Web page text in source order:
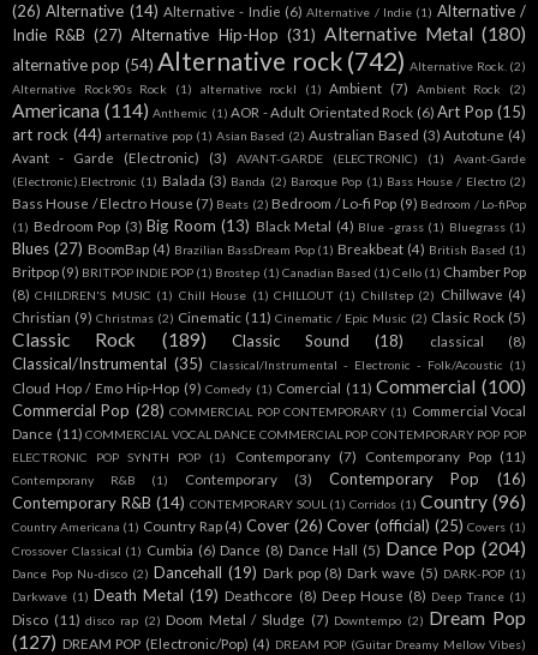
(26) Alternative (14) Alternative - Indie (6) Alternative / Indie (1) Alternative /
Indie R&B (27) Alternative Hip-Hop (31) Alternative Metal (180)
alternative pop (54) Alternative rock (742) Alternative Rock. (2)
Alternative Rock90s Rock
(1) alternative rockl (1) Ambient (7) Ambient Rock (2)
Americana (114) Anthemic (1) AOR - Adult Orientated Rock (6) Art Pop (15)
art rock (44) arternative pop (1) Asian Based (2) Australian Based (3) Autotune (4)
Avant - Garde (Electronic)
(3) AVANT-GARDE (ELECTRONIC) (1)
Avant-Garde
(Electronic).Electronic (1) Balada (3) Banda (2) Baroque Pop (1) Bass House / Electro (2)
Bass House / Electro House (7) Beats (2) Bedroom / Lo-fi Pop (9) Bedroom / Lo-fiPop
(1) Bedroom Pop (3) Big Room (13) Black Metal (4) Blue -grass (1) Bluegrass (1)
Blues (27) BoomBap (4) Brazilian BassDream Pop (1) Breakbeat (4) British Based (1)
Britpop (9) BRITPOP INDIE POP (1) Brostep (1) Canadian Based (1) Cello (1) Chamber Pop
(8) CHILDREN'S MUSIC (1) Chill House (1) CHILLOUT (1) Chillstep (2) Chillwave (4)
Christian (9) Christmas (2) Cinematic (11) Cinematic / Epic Music (2) Clasic Rock (5)
Classic Rock (189) Classic Sound (18) classical (8)
Classical/Instrumental (35) Classical/Instrumental - Electronic - Folk/Acoustic (1)
Cloud Hop / Emo Hip-Hop (9) Comedy (1) Comercial (11) Commercial (100)
Commercial Pop (28) COMMERCIAL POP CONTEMPORARY (1) Commercial Vocal
Dance (11) COMMERCIAL VOCAL DANCE COMMERCIAL POP CONTEMPORARY POP POP
ELECTRONIC POP SYNTH POP
(1) Contemporany (7) Contemporany Pop (11)
Contemporany R&B (1) Contemporary (3) Contemporary Pop
(16)
Contemporary R&B (14) CONTEMPORARY SOUL (1) Corridos (1) Country (96)
Country Americana (1) Country Rap (4) Cover (26) Cover (official) (25) Covers (1)
Crossover Classical (1) Cumbia (6) Dance (8) Dance Hall (5) Dance Pop (204)
Dance Pop Nu-disco (2) Dancehall (19) Dark pop (8) Dark wave (5) DARK-POP (1)
Darkwave (1) Death Metal (19) Deathcore (8) Deep House (8) Deep Trance (1)
Disco (11) disco rap (2) Doom Metal / Sludge (7) Downtempo (2) Dream Pop
(127) DREAM POP (Electronic/Pop) (4) DREAM POP (Guitar Dreamy Mellow Vibes)